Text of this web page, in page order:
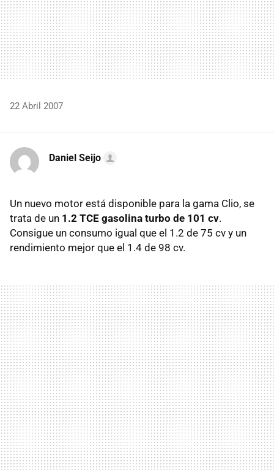
22 Abril 2007
Daniel Seijo
Un nuevo motor está disponible para la gama Clio, se
trata de un 1.2 TCE gasolina turbo de 101 cv.
Consigue un consumo igual que el 1.2 de 75 cv y un
rendimiento mejor que el 1.4 de 98 cv.